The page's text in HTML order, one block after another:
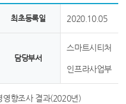
최초등록일 2020.10.05
담당부서
스마트시티처
인프라사업부
영향조사 결과(2020년)